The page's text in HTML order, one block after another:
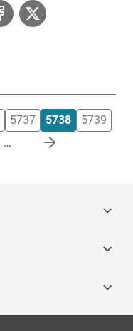
5737 5738
5739
…